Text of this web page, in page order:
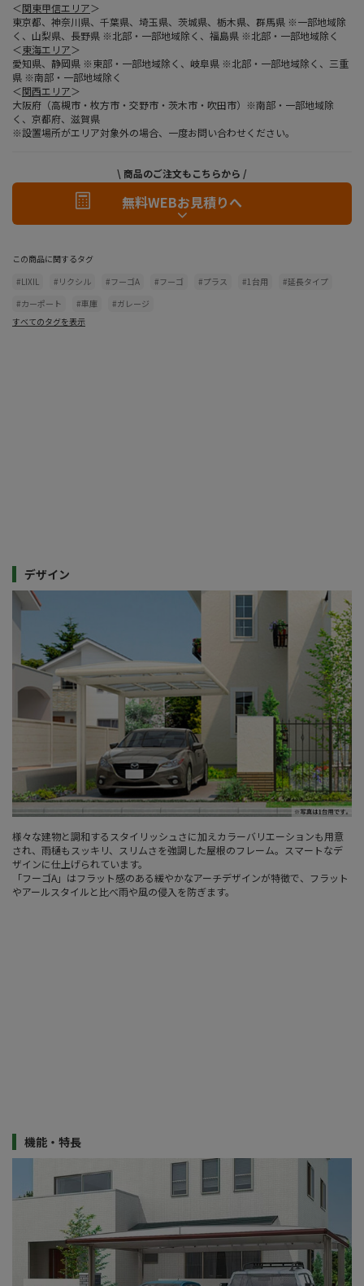
＜関東甲信エリア＞
東京都、神奈川県、千葉県、埼玉県、茨城県、栃木県、群馬県 ※一部地域除
く、山梨県、長野県 ※北部・一部地域除く、福島県 ※北部・一部地域除く
＜東海エリア＞
愛知県、静岡県 ※東部・一部地域除く、岐阜県 ※北部・一部地域除く、三重
県 ※南部・一部地域除く
＜関西エリア＞
大阪府（高槻市・枚方市・交野市・茨木市・吹田市）※南部・一部地域除
く、京都府、滋賀県
※設置場所がエリア対象外の場合、一度お問い合わせください。
\ 商品のご注文もこちらから /
無料WEBお見積りへ
この商品に関するタグ
#LIXIL
#リクシル #フーゴA #フーゴ #プラス #1台用
#延長タイプ
#カーポート
#車庫
#ガレージ
すべてのタグを表示
デザイン
様々な建物と調和するスタイリッシュさに加えカラーバリエーションも用意
され、雨樋もスッキリ、スリムさを強調した屋根のフレーム。スマートなデ
ザインに仕上げられています。
「フーゴA」はフラット感のある緩やかなアーチデザインが特徴で、フラット
やアールスタイルと比べ雨や風の侵入を防ぎます。
機能・特長